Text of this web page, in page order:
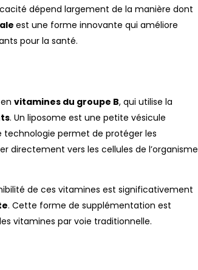
dépend largement de la manière dont
est une forme innovante qui améliore
pour la santé.
vitamines du groupe B, qui utilise la
. Un liposome est une petite vésicule
technologie permet de protéger les
directement vers les cellules de l’organisme
de ces vitamines est significativement
. Cette forme de supplémentation est
vitamines par voie traditionnelle.